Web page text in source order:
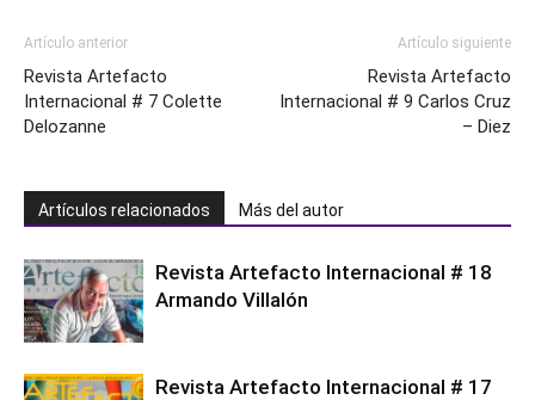
Artículo anterior
Revista Artefacto
Internacional # 7 Colette
Delozanne
Artículo siguiente
Revista Artefacto
Internacional # 9 Carlos Cruz
– Diez
Artículos relacionados Más del autor
Revista Artefacto Internacional # 18
Armando Villalón
Revista Artefacto Internacional # 17